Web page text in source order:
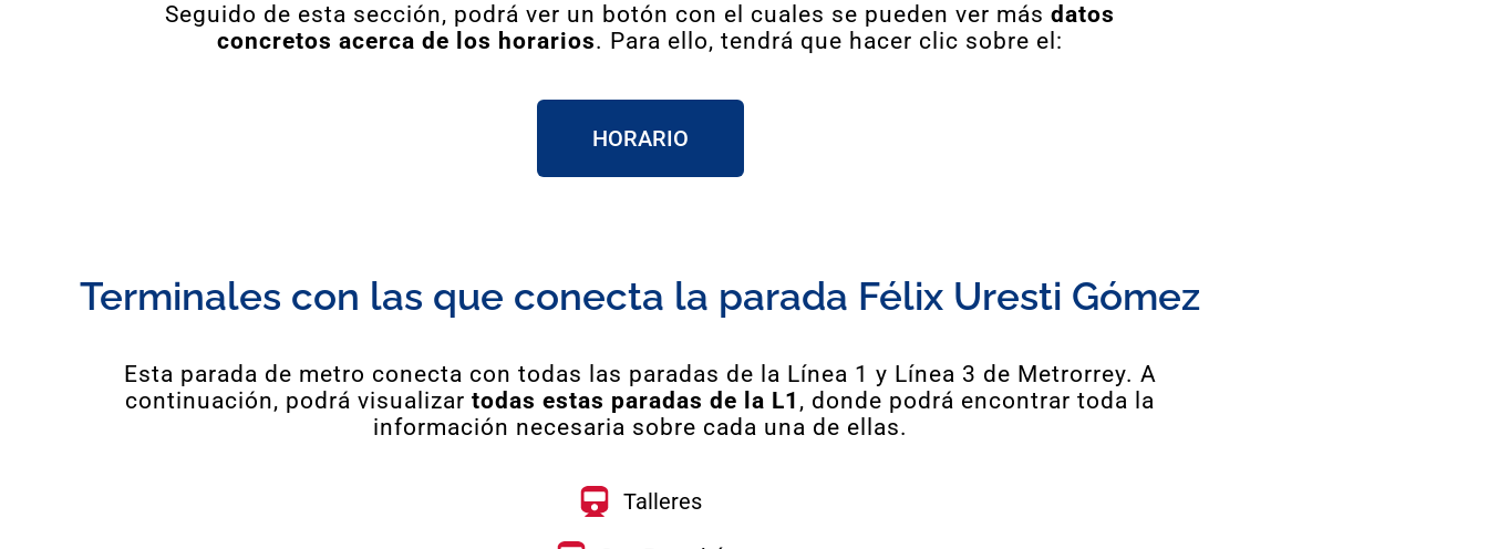
Seguido de esta sección, podrá ver un botón con el cuales se pueden ver más datos
concretos acerca de los horarios. Para ello, tendrá que hacer clic sobre el:
HORARIO
Terminales con las que conecta la parada Félix Uresti Gómez
Esta parada de metro conecta con todas las paradas de la Línea 1 y Línea 3 de Metrorrey. A
continuación, podrá visualizar todas estas paradas de la L1 , donde podrá encontrar toda la
información necesaria sobre cada una de ellas.
Talleres